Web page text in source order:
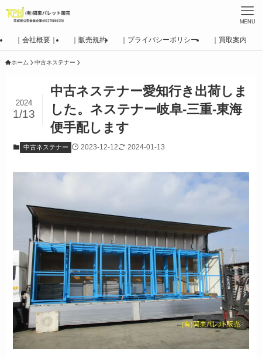
MENU
｜会社概要｜ ｜販売規約 ｜プライバシーポリシー ｜買取案内
ホーム 中古ネステナー
中古ネステナー愛知行き出荷しま
した。ネステナー岐阜-三重-東海
便手配します
2024
1/13
中古ネステナー 2023-12-12 2024-01-13